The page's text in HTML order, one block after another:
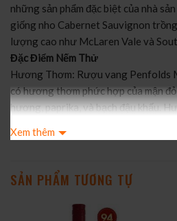
những sản phẩm đặc biệt của nhà
giống nho Cabernet Sauvignon
lượng cao như McLaren Vale và
Đặc Điểm Nếm Thử
Hương Thơm: Rượu vang Penfolds
có hương thơm phức hợp của mận
hương, paprika, và bạch đậu khấu.
tạo nên một bản hòa tấu hương
đỏ tươi, độ ngọt của quả nam việt
pudding mùa hè. Tannin mịn màng,
hạt điều và óc chó mang lại cảm
Xem thêm
SẢN PHẨM TƯƠNG TỰ